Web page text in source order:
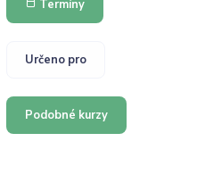
Termíny
Určeno pro
Podobné kurzy